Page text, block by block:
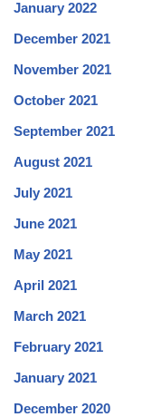
January 2022
December 2021
November 2021
October 2021
September 2021
August 2021
July 2021
June 2021
May 2021
April 2021
March 2021
February 2021
January 2021
December 2020